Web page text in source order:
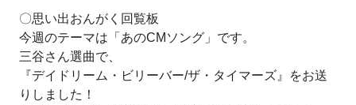
〇思い出おんがく回覧板
今週のテーマは「あのCMソング」です。
三谷さん選曲で、
『デイドリーム・ビリーバー/ザ・タイマーズ』をお送
りしました！